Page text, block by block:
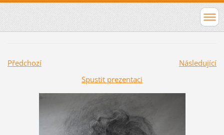
Předchozí
Následující
Spustit prezentaci